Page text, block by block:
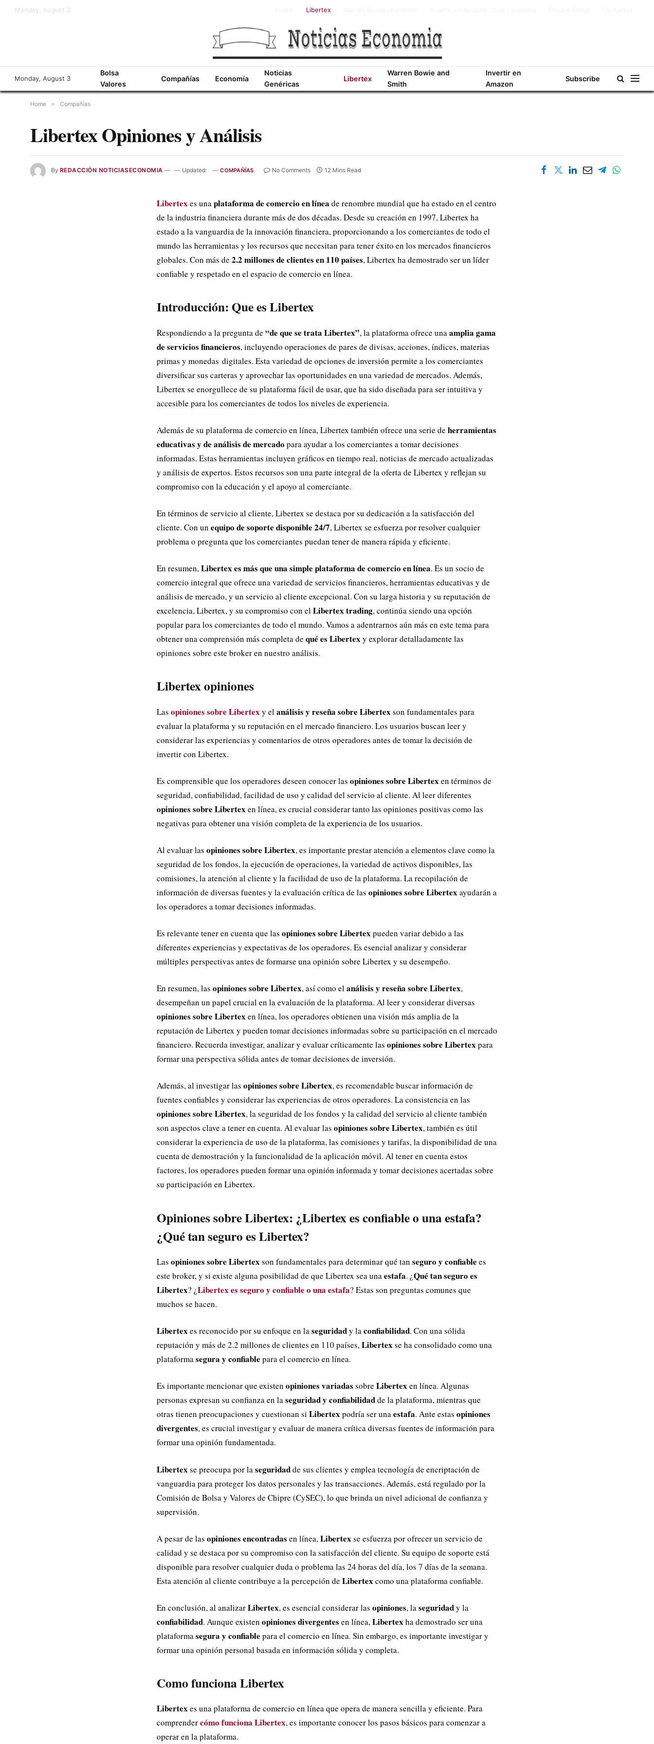
Monday, August 3 Libertex
Monday, August 3
Bolsa
Valores
Compañías Economía
Noticias
Genéricas
Libertex
Warren Bowie and
Smith
Invertir en
Amazon
Subscribe
Home » Compañías
Libertex Opiniones y Análisis
By REDACCIÓN NOTICIASECONOMIA Updated: COMPAÑÍAS No Comments 12 Mins Read
Libertexes unaplataforma de comercio en línea de renombre mundial que ha estado en el centro
de la industria financiera durante más de dos décadas. Desde su creación en 1997, Libertex ha
estado a la vanguardia de la innovación financiera, proporcionando a los comerciantes de todo el
mundo las herramientas y los recursos que necesitan para tener éxito en los mercados financieros
globales. Con más de 2.2 millones de clientes en 110 países, Libertex ha demostrado ser un líder
confiable y respetado en el espacio de comercio en línea.
Introducción: Que es Libertex
Respondiendo a la pregunta de “de que se trata Libertex”, la plataforma ofrece una amplia gama
de servicios financieros, incluyendo operaciones de pares de divisas, acciones, índices, materias
primas y monedas digitales. Esta variedad de opciones de inversión permite a los comerciantes
diversificar sus carteras y aprovechar las oportunidades en una variedad de mercados. Además,
Libertex se enorgullece de su plataforma fácil de usar, que ha sido diseñada para ser intuitiva y
accesible para los comerciantes de todos los niveles de experiencia.
Además de su plataforma de comercio en línea, Libertex también ofrece una serie de herramientas
educativas y de análisis de mercado para ayudar a los comerciantes a tomar decisiones
informadas. Estas herramientas incluyen gráficos en tiempo real, noticias de mercado actualizadas
y análisis de expertos. Estos recursos son una parte integral de la oferta de Libertex y reflejan su
compromiso con la educación y el apoyo al comerciante.
En términos de servicio al cliente, Libertex se destaca por su dedicación a la satisfacción del
cliente. Con un equipo de soporte disponible 24/7, Libertex se esfuerza por resolver cualquier
problema o pregunta que los comerciantes puedan tener de manera rápida y eficiente.
En resumen,Libertex es más que una simple plataforma de comercio en línea. Es un socio de
comercio integral que ofrece una variedad de servicios financieros, herramientas educativas y de
análisis de mercado, y un servicio al cliente excepcional. Con su larga historia y su reputación de
excelencia, Libertex, y su compromiso con elLibertex trading, continúa siendo una opción
popular para los comerciantes de todo el mundo. Vamos a adentrarnos aún más en este tema para
obtener una comprensión más completa de qué es Libertexy explorar detalladamente las
opiniones sobre este broker en nuestro análisis.
Libertex opiniones
Las opiniones sobre Libertexy elanálisis y reseña sobre Libertexson fundamentales para
evaluar la plataforma y su reputación en el mercado financiero. Los usuarios buscan leer y
considerar las experiencias y comentarios de otros operadores antes de tomar la decisión de
invertir con Libertex.
Es comprensible que los operadores deseen conocer las opiniones sobre Libertexen términos de
seguridad, confiabilidad, facilidad de uso y calidad del servicio al cliente. Al leer diferentes
opiniones sobre Libertexen línea, es crucial considerar tanto las opiniones positivas como las
negativas para obtener una visión completa de la experiencia de los usuarios.
Al evaluar las opiniones sobre Libertex, es importante prestar atención a elementos clave como la
seguridad de los fondos, la ejecución de operaciones, la variedad de activos disponibles, las
comisiones, la atención al cliente y la facilidad de uso de la plataforma. La recopilación de
información de diversas fuentes y la evaluación crítica de las opiniones sobre Libertexayudarán a
los operadores a tomar decisiones informadas.
Es relevante tener en cuenta que las opiniones sobre Libertexpueden variar debido a las
diferentes experiencias y expectativas de los operadores. Es esencial analizar y considerar
múltiples perspectivas antes de formarse una opinión sobre Libertex y su desempeño.
En resumen, las opiniones sobre Libertex, así como elanálisis y reseña sobre Libertex,
desempeñan un papel crucial en la evaluación de la plataforma. Al leer y considerar diversas
opiniones sobre Libertexen línea, los operadores obtienen una visión más amplia de la
reputación de Libertex y pueden tomar decisiones informadas sobre su participación en el mercado
financiero. Recuerda investigar, analizar y evaluar críticamente las opiniones sobre Libertexpara
formar una perspectiva sólida antes de tomar decisiones de inversión.
Además, al investigar las opiniones sobre Libertex, es recomendable buscar información de
fuentes confiables y considerar las experiencias de otros operadores. La consistencia en las
opiniones sobre Libertex, la seguridad de los fondos y la calidad del servicio al cliente también
son aspectos clave a tener en cuenta. Al evaluar las opiniones sobre Libertex, también es útil
considerar la experiencia de uso de la plataforma, las comisiones y tarifas, la disponibilidad de una
cuenta de demostración y la funcionalidad de la aplicación móvil. Al tener en cuenta estos
factores, los operadores pueden formar una opinión informada y tomar decisiones acertadas sobre
su participación en Libertex.
Opiniones sobre Libertex: ¿Libertex es confiable o una estafa?
¿Qué tan seguro es Libertex?
Las opiniones sobre Libertexson fundamentales para determinar qué tan seguro y confiable es
este broker, y si existe alguna posibilidad de que Libertex sea unaestafa. ¿Qué tan seguro es
Libertex? ¿Libertex es seguro y confiable o una estafa? Estas son preguntas comunes que
muchos se hacen.
Libertexes reconocido por su enfoque en laseguridady laconfiabilidad. Con una sólida
reputación y más de 2.2 millones de clientes en 110 países,Libertexse ha consolidado como una
plataformasegura y confiable para el comercio en línea.
Es importante mencionar que existen opiniones variadas sobre Libertexen línea. Algunas
personas expresan su confianza en laseguridad y confiabilidadde la plataforma, mientras que
otras tienen preocupaciones y cuestionan si Libertexpodría ser unaestafa. Ante estas opiniones
divergentes, es crucial investigar y evaluar de manera crítica diversas fuentes de información para
formar una opinión fundamentada.
Libertexse preocupa por la seguridadde sus clientes y emplea tecnología de encriptación de
vanguardia para proteger los datos personales y las transacciones. Además, está regulado por la
Comisión de Bolsa y Valores de Chipre (CySEC), lo que brinda un nivel adicional de confianza y
supervisión.
A pesar de las opiniones encontradas en línea,Libertexse esfuerza por ofrecer un servicio de
calidad y se destaca por su compromiso con la satisfacción del cliente. Su equipo de soporte está
disponible para resolver cualquier duda o problema las 24 horas del día, los 7 días de la semana.
Esta atención al cliente contribuye a la percepción de Libertexcomo una plataforma confiable.
En conclusión, al analizarLibertex, es esencial considerar las opiniones, laseguridady la
confiabilidad. Aunque existen opiniones divergentes en línea,Libertexha demostrado ser una
plataformasegura y confiable para el comercio en línea. Sin embargo, es importante investigar y
formar una opinión personal basada en información sólida y completa.
Como funciona Libertex
Libertexes una plataforma de comercio en línea que opera de manera sencilla y eficiente. Para
comprendercómo funciona Libertex, es importante conocer los pasos básicos para comenzar a
operar en la plataforma.